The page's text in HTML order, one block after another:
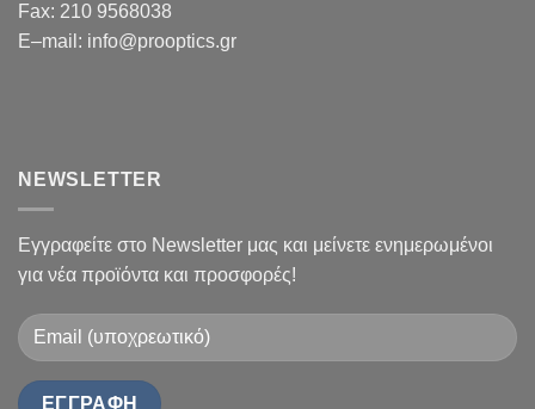
Fax: 210 9568038
E–mail : info@prooptics.gr
NEWSLETTER
Εγγραφείτε στο Newsletter μας και μείνετε ενημερωμένοι
για νέα προϊόντα και προσφορές!